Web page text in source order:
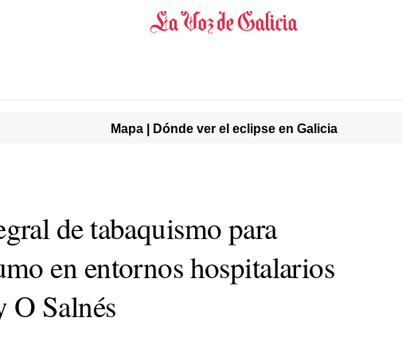
Mapa | Dónde ver el eclipse en Galicia
de tabaquismo para
en entornos hospitalarios
O Salnés